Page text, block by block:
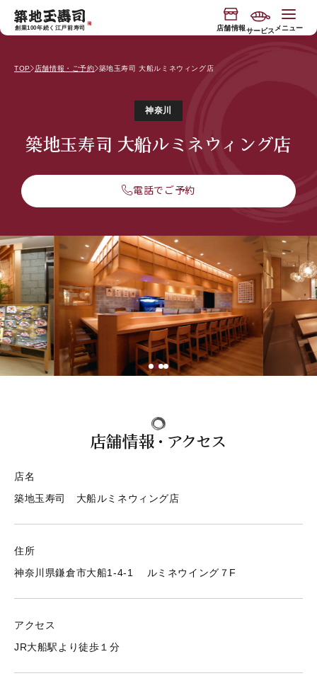
ンツに
進む
創業100年続く江戸前寿司 店舗情報サービス メニュー
寿司握り体験
"専属板前付き"おもてなしコース
バスツアー
食べ放題店
テイクアウト 取扱い店
玉寿司のブランド
サービス
お知らせ
JP EN
店舗情報・ご予約
TOP 店舗情報・ご予約 築地玉寿司 大船ルミネウィング店
神奈川
築地玉寿司 大船ルミネウィング店
電話でご予約
店舗情報・アクセス
店名
築地玉寿司 大船ルミネウィング店
住所
神奈川県鎌倉市大船1-4-1 ルミネウイング７F
アクセス
JR大船駅より徒歩１分